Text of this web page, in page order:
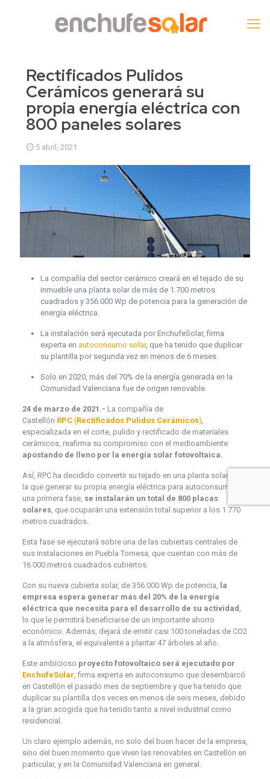
Rectificados Pulidos
Cerámicos generará su
propia energía eléctrica con
800 paneles solares
5 abril, 2021
La compañía del sector cerámico creará en el tejado de su
inmueble una planta solar de más de 1.700 metros
cuadrados y 356.000 Wp de potencia para la generación de
energía eléctrica.
La instalación será ejecutada por EnchufeSolar, firma
experta en autoconsumo solar, que ha tenido que duplicar
su plantilla por segunda vez en menos de 6 meses.
Solo en 2020, más del 70% de la energía generada en la
Comunidad Valenciana fue de origen renovable.
24 de marzo de 2021.- La compañía de
Castellón RPC (Rectificados Pulidos Cerámicos)
especializada en el corte, pulido y rectificado de materiales
cerámicos, reafirma su compromiso con el medioambiente
apostando de lleno por la energía solar fotovoltaica.
Así, RPC ha decidido convertir su tejado en una planta solar con
la que generar su propia energía eléctrica para autoconsumo. En
una primera fase, se instalarán un total de 800 placas
solares, que ocuparán una extensión total superior a los 1.770
metros cuadrados.
Esta fase se ejecutará sobre una de las cubiertas centrales de
sus instalaciones en Puebla Tornesa, que cuentan con más de
16.000 metros cuadrados cubiertos.
Con su nueva cubierta solar, de 356.000 Wp de potencia,
la
empresa espera generar más del 20% de la energía
eléctrica que necesita para el desarrollo de su actividad
lo que le permitirá beneficiarse de un importante ahorro
económico. Además, dejará de emitir casi 100 toneladas de CO2
a la atmósfera, el equivalente a plantar 47 árboles al año.
Este ambicioso proyecto fotovoltaico será ejecutado por
EnchufeSolar , firma experta en autoconsumo que desembarcó
en Castellón el pasado mes de septiembre y que ha tenido que
duplicar su plantilla dos veces en menos de seis meses, debido
a la gran acogida que ha tenido tanto a nivel industrial como
residencial.
Un claro ejemplo además, no solo del buen hacer de la empresa,
sino del buen momento que viven las renovables en Castellón en
particular, y en la Comunidad Valenciana en general.